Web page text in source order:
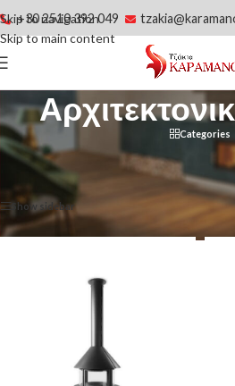
Skip to navigation
Skip to main content
+30 2510 392 049
Categories
Αρχική σελίδα/Αρχιτεκτονικά Τζάκια
Προβάλλονται όλα - 13 αποτελέσματα
Show sidebar